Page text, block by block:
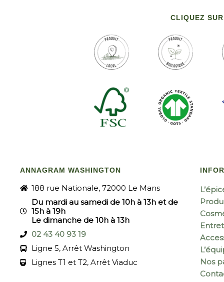
CLIQUEZ
ANNAGRAM WASHINGTON
188 rue Nationale, 72000 Le Mans
Du mardi au samedi de 10h à 13h et de
15h à 19h
Le dimanche de 10h à 13h
02 43 40 93 19
Ligne 5, Arrêt Washington
Lignes T1 et T2, Arrêt Viaduc
Nos